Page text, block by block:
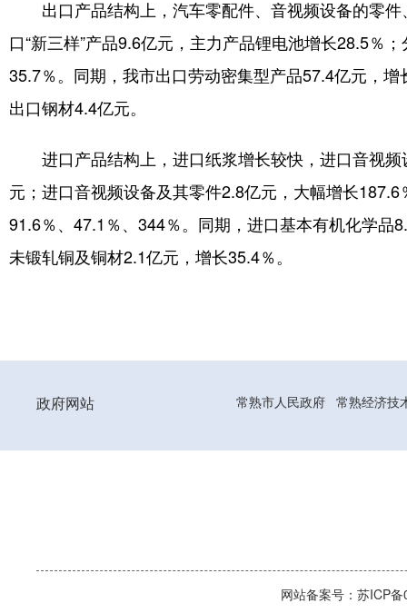
出口产品结构上，汽车零配件、音视频设备的零
口“新三样”产品9.6亿元，主力产品锂电池增长28.5％
35.7％。同期，我市出口劳动密集型产品57.4亿元，
出口钢材4.4亿元。
进口产品结构上，进口纸浆增长较快，进口音视
元；进口音视频设备及其零件2.8亿元，大幅增长
91.6％、47.1％、344％。同期，进口基本有机化学品
未锻轧铜及铜材2.1亿元，增长35.4％。
政府网站 常熟市人民政府 常熟经济技
网站备案号：苏ICP